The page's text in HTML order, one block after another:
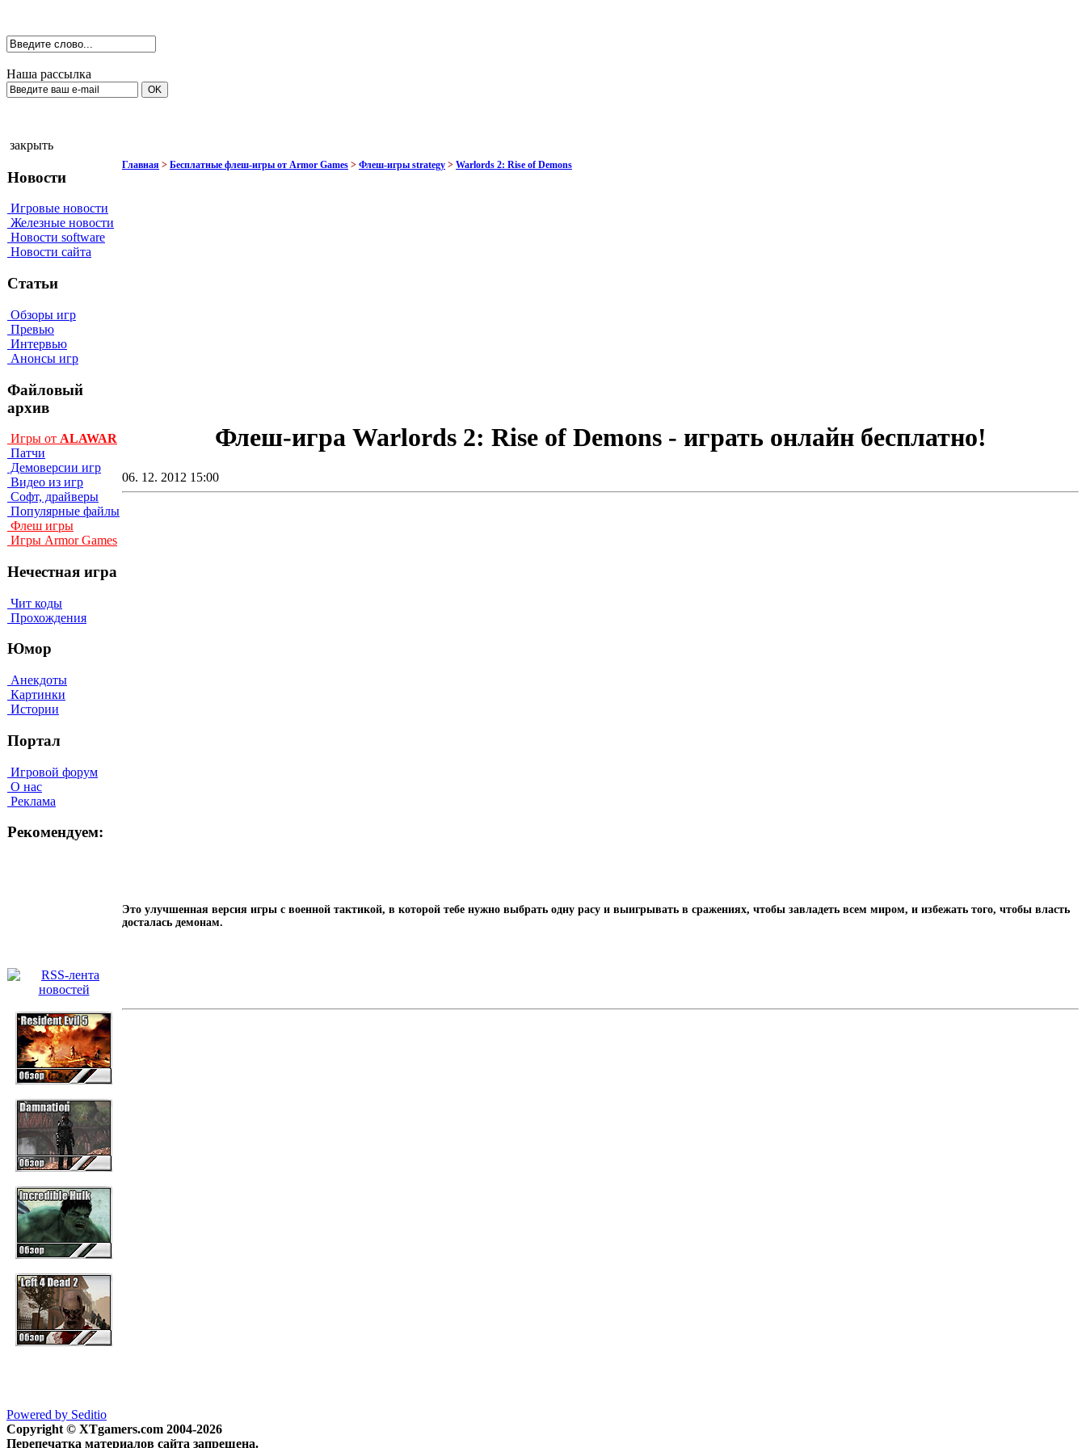
Наша рассылка
закрыть
Новости
Игровые новости
Железные новости
Новости software
Новости сайта
Статьи
Обзоры игр
Превью
Интервью
Анонсы игр
Файловый
архив
Игры от ALAWAR
Патчи
Демоверсии игр
Видео из игр
Софт, драйверы
Популярные файлы
Флеш игры
Игры Armor Games
Нечестная игра
Чит коды
Прохождения
Юмор
Анекдоты
Картинки
Истории
Портал
Игровой форум
О нас
Реклама
Рекомендуем:
Главная > Бесплатные флеш-игры от Armor Games > Флеш-игры strategy > Warlords 2: Rise of Demons
Флеш-игра Warlords 2: Rise of Demons - играть онлайн бесплатно!
06. 12. 2012 15:00
Это улучшенная версия игры с военной тактикой, в которой тебе нужно выбрать одну расу и выигрывать в сражениях, чтобы завладеть всем миром, и избежать того, чтобы власть
досталась демонам.
Powered by Seditio
Copyright © XTgamers.com 2004-2026
Перепечатка материалов сайта запрещена.